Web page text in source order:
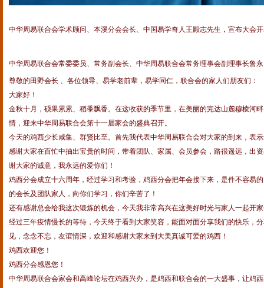
中华周易联合会学术顾问、本溪分会会长、中国易学奇人王殿志先生，宣布大会开
中华周易联合会常委委员、常务副会长、中华周易联合会常务理事会副理事长鲁
尊敬的田野会长 、各位领导、易学老前辈，易学同仁，联合会的家人们朋友们：
大家好！
金秋十月，硕果累累、稻黍飘香。在这收获的季节里，在美丽的完达山麓穆棱河
情，迎来中华周易联合会第十一届家会的盛典召开。
今天的鸡西少长咸集、群贤比至。首先我代表中华周易联合会对大家的到来，表
感谢大家在百忙中抽出宝贵的时间，带着团队、家属、会员参会，路很遥远，出
谢大家的诚意，我永远的爱你们！
鸡西分会成立十六周年，经过学习和考验，鸡西分会把年会接下来，是件不容易
的会长及团队家人，向你们学习，你们辛苦了！
还有感谢总会给我这次锻炼的机会，今天我非常高兴在这美好时光与家人一起开
经过三年疫情慢长的等待，今天终于看到大家笑容，能面对面分享我们的快乐，
见，念念不忘，友谊情深，欢迎和感谢大家来到大美真诚可爱的鸡西！
鸡西欢迎您！
鸡西分会感恩您！
中华周易联合会家会和高峰论坛在鸡西兴办，是鸡西和联合会的一大盛事，让鸡